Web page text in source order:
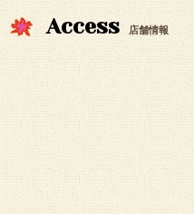
Access 店舗情報